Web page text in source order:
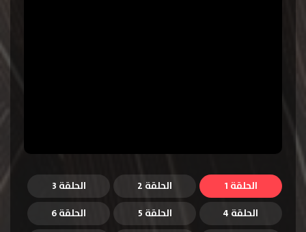
الحلقة 1 الحلقة 2
الحلقة 3
الحلقة 4
الحلقة 5 الحلقة 6